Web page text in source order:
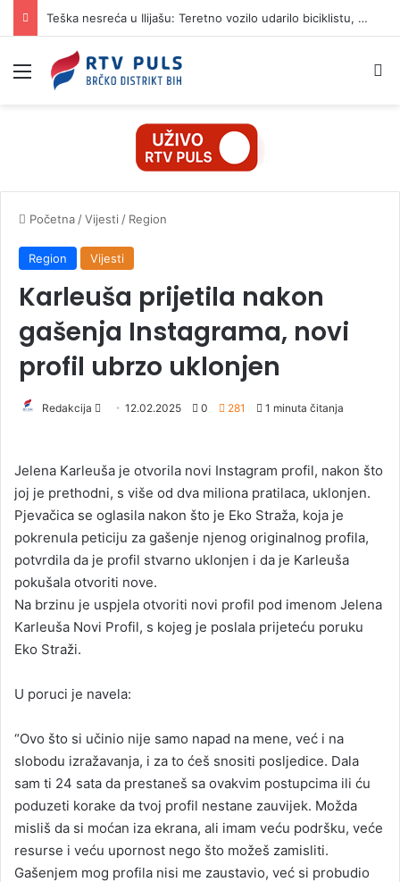
Teška nesreća u Ilijašu: Teretno vozilo udarilo biciklistu, 75-godišnjak zadržan u bolnici
Izbornik
Početna /Vijesti / Region
Region Vijesti
Karleuša prijetila nakon
gašenja Instagrama, novi
profil ubrzo uklonjen
Redakcija
d
a
n
e
m
a
i
12.02.2025 0 281 1 minuta čitanja
Jelena Karleuša je otvorila novi Instagram profil, nakon što
joj je prethodni, s više od dva miliona pratilaca, uklonjen.
Pjevačica se oglasila nakon što je Eko Straža, koja je
pokrenula peticiju za gašenje njenog originalnog profila,
potvrdila da je profil stvarno uklonjen i da je Karleuša
pokušala otvoriti nove.
Na brzinu je uspjela otvoriti novi profil pod imenom Jelena
Karleuša Novi Profil, s kojeg je poslala prijeteću poruku
Eko Straži.
U poruci je navela:
“Ovo što si učinio nije samo napad na mene, već i na
slobodu izražavanja, i za to ćeš snositi posljedice. Dala
sam ti 24 sata da prestaneš sa ovakvim postupcima ili ću
poduzeti korake da tvoj profil nestane zauvijek. Možda
misliš da si moćan iza ekrana, ali imam veću podršku, veće
resurse i veću upornost nego što možeš zamisliti.
Gašenjem mog profila nisi me zaustavio, već si probudio